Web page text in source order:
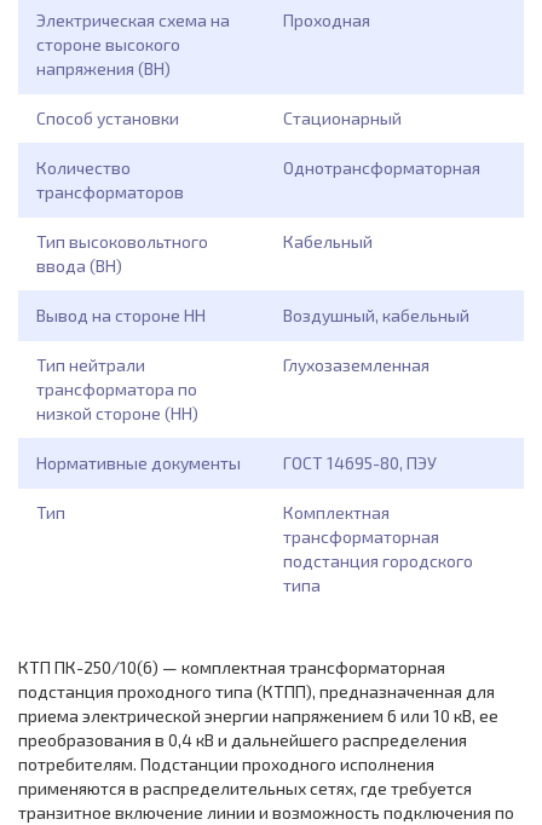
Электрическая схема на
стороне высокого
напряжения (ВН)
Проходная
Способ установки Стационарный
Количество
трансформаторов
Однотрансформаторная
Тип высоковольтного
ввода (ВН)
Кабельный
Вывод на стороне НН Воздушный, кабельный
Тип нейтрали
трансформатора по
низкой стороне (НН)
Глухозаземленная
Нормативные документы ГОСТ 14695-80, ПЭУ
Тип
Комплектная
трансформаторная
подстанция городского
типа
КТП ПК-250/10(6) — комплектная трансформаторная
подстанция проходного типа (КТПП), предназначенная для
приема электрической энергии напряжением 6 или 10 кВ, ее
преобразования в 0,4 кВ и дальнейшего распределения
потребителям. Подстанции проходного исполнения
применяются в распределительных сетях, где требуется
транзитное включение линии и возможность подключения по